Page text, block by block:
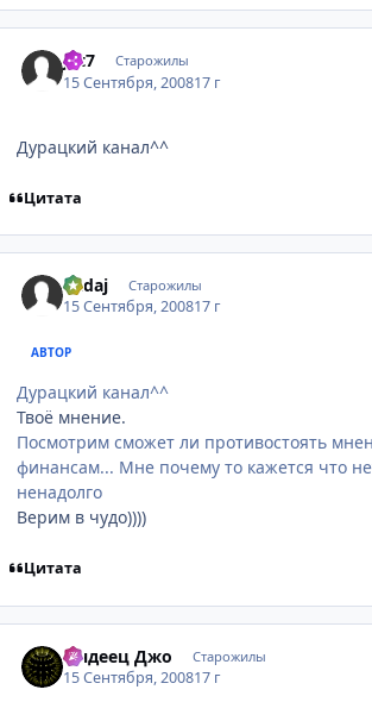
Jet7 Старожилы
15 Сентября, 200817 г
Дурацкий канал^^
Цитата
Kadaj Старожилы
15 Сентября, 200817 г
АВТОР
Дурацкий канал^^
Твоё мнение.
Посмотрим сможет ли противостоять
финансам... Мне почему то кажется что
ненадолго
Верим в чудо))))
Цитата
Индеец Джо Старожилы
15 Сентября, 200817 г